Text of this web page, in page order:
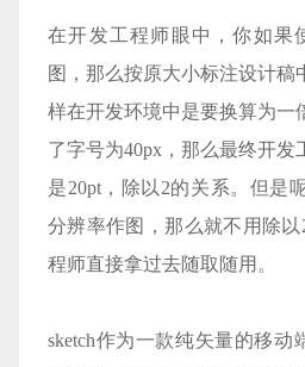
在开发工程师眼中，你如果
图，那么按原大小标注设计稿
样在开发环境中是要换算为一
了字号为40px，那么最终开发
是20pt，除以2的关系。但是
分辨率作图，那么就不用除
程师直接拿过去随取随用。
sketch作为一款纯矢量的移动